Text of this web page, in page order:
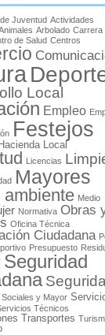
Juventud Actividades
Arbolado Carrera
de Salud Centros
Local
Empleo
Festejos
Hacienda Local
Licencias
Mayores
ambiente Medio
Normativa Obras
Oficina Técnica
Ciudadana
Presupuesto
Seguridad
Sociales y Mayor
Técnicos
Transportes